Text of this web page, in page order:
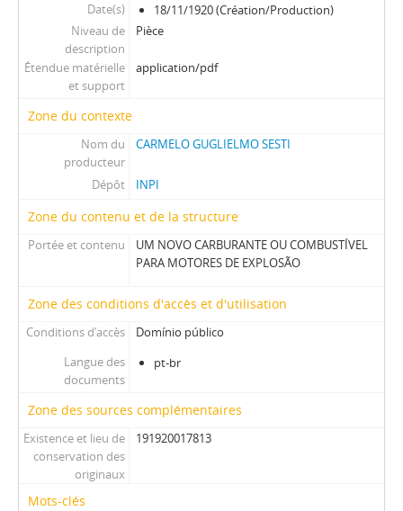
Date(s)
18/11/1920 (Création/Production)
Niveau de
description
Pièce
Étendue matérielle
et support
application/pdf
Zone du contexte
Nom du
producteur
CARMELO GUGLIELMO SESTI
Dépôt INPI
Zone du contenu et de la structure
Portée et contenu
UM NOVO CARBURANTE OU COMBUSTÍVEL
PARA MOTORES DE EXPLOSÃO
Zone des conditions d'accès et d'utilisation
Conditions d’accès
Domínio público
Langue des
documents
pt-br
Zone des sources complémentaires
Existence et lieu de
conservation des
originaux
191920017813
Mots-clés